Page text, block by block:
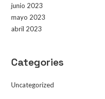
junio 2023
mayo 2023
abril 2023
Categories
Uncategorized